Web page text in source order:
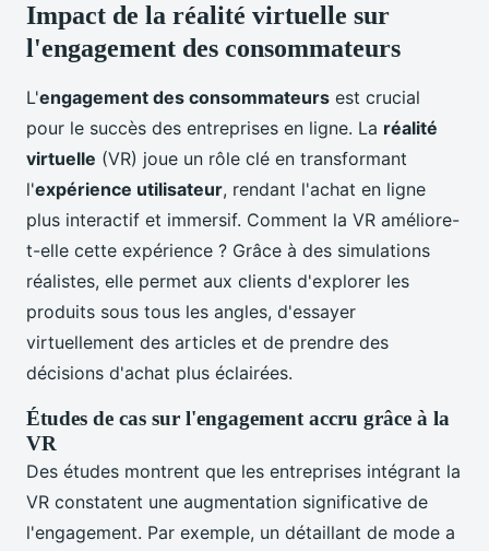
Impact de la réalité virtuelle sur
l'engagement des consommateurs
L'engagement des consommateurs est crucial
pour le succès des entreprises en ligne. La réalité
virtuelle (VR) joue un rôle clé en transformant
l'expérience utilisateur, rendant l'achat en ligne
plus interactif et immersif. Comment la VR améliore-
t-elle cette expérience ? Grâce à des simulations
réalistes, elle permet aux clients d'explorer les
produits sous tous les angles, d'essayer
virtuellement des articles et de prendre des
décisions d'achat plus éclairées.
Études de cas sur l'engagement accru grâce à la
VR
Des études montrent que les entreprises intégrant la
VR constatent une augmentation significative de
l'engagement. Par exemple, un détaillant de mode a